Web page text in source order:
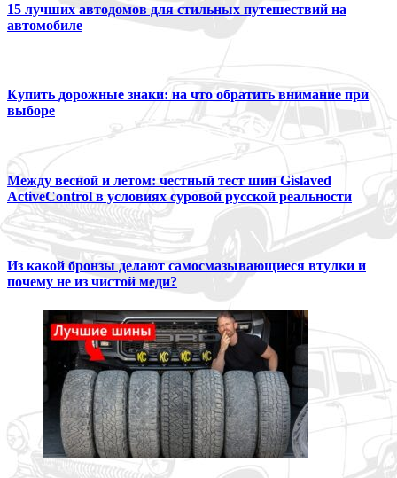
15 лучших автодомов для стильных путешествий на
автомобиле
Купить дорожные знаки: на что обратить внимание при
выборе
Между весной и летом: честный тест шин Gislaved
ActiveControl в условиях суровой русской реальности
Из какой бронзы делают самосмазывающиеся втулки и
почему не из чистой меди?